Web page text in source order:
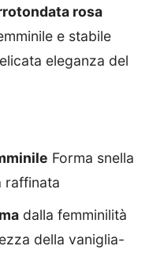
rosa
e stabile
eleganza del
Forma snella
raffinata
dalla femminilità
della vaniglia-